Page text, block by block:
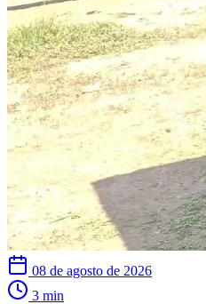
08 de agosto de 2026
3 min